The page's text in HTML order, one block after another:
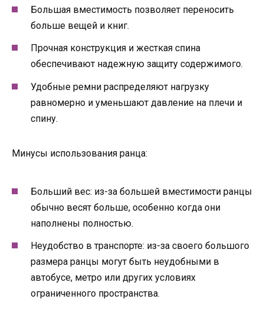
Большая вместимость позволяет переносить
больше вещей и книг.
Прочная конструкция и жесткая спина
обеспечивают надежную защиту содержимого.
Удобные ремни распределяют нагрузку
равномерно и уменьшают давление на плечи и
спину.
Минусы использования ранца:
Больший вес: из-за большей вместимости ранцы
обычно весят больше, особенно когда они
наполнены полностью.
Неудобство в транспорте: из-за своего большого
размера ранцы могут быть неудобными в
автобусе, метро или других условиях
ограниченного пространства.